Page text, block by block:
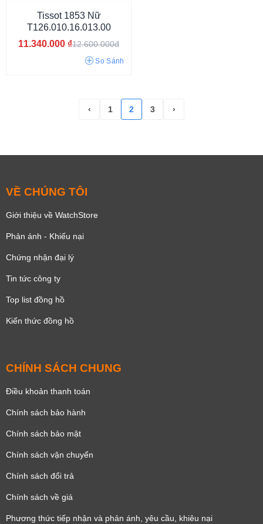
Hiện đại Công sở Sang chảnh
Thời trang
Siêu mỏng Hở tim lộ đáy
Giờ, phút
Tissot 1853 Nữ
T126.010.16.013.00
11.340.000 ₫12.600.000đ
So Sánh
‹ 1 2 3 ›
VỀ CHÚNG TÔI
Giới thiệu về WatchStore
Phản ánh - Khiếu nại
Chứng nhận đại lý
Tin tức công ty
Top list đồng hồ
Kiến thức đồng hồ
CHÍNH SÁCH CHUNG
Điều khoản thanh toán
Chính sách bảo hành
Chính sách bảo mật
Chính sách vận chuyển
Chính sách đổi trả
Chính sách về giá
Phương thức tiếp nhận và phản ánh, yêu cầu, khiêu nại